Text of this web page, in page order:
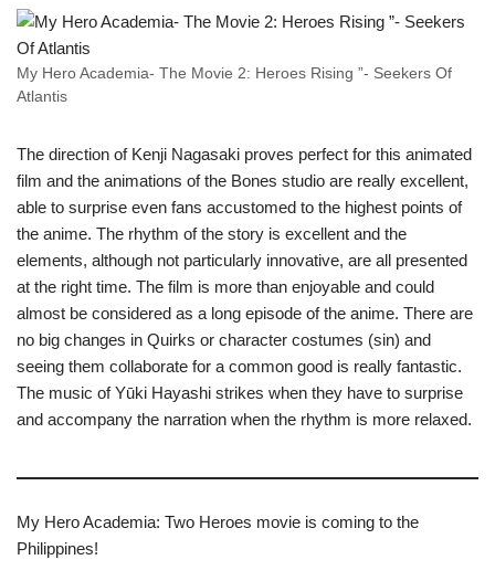
My Hero Academia- The Movie 2: Heroes Rising ”- Seekers Of
Atlantis
The direction of Kenji Nagasaki proves perfect for this animated
film and the animations of the Bones studio are really excellent,
able to surprise even fans accustomed to the highest points of
the anime. The rhythm of the story is excellent and the
elements, although not particularly innovative, are all presented
at the right time. The film is more than enjoyable and could
almost be considered as a long episode of the anime. There are
no big changes in Quirks or character costumes (sin) and
seeing them collaborate for a common good is really fantastic.
The music of Yūki Hayashi strikes when they have to surprise
and accompany the narration when the rhythm is more relaxed.
My Hero Academia: Two Heroes movie is coming to the
Philippines!